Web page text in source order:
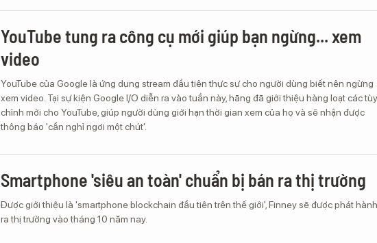
YouTube tung ra công cụ mới giúp bạn ngừng... xem
video
YouTube của Google là ứng dụng stream đầu tiên thực sự cho người dùng biết nên ngừng
xem video. Tại sự kiện Google I/O diễn ra vào tuần này, hãng đã giới thiệu hàng loạt các tùy
chỉnh mới cho YouTube, giúp người dùng giới hạn thời gian xem của họ và sẽ nhận được
thông báo 'cần nghỉ ngơi một chút'.
Smartphone 'siêu an toàn' chuẩn bị bán ra thị trường
Được giới thiệu là 'smartphone blockchain đầu tiên trên thế giới', Finney sẽ được phát hành
ra thị trường vào tháng 10 năm nay.